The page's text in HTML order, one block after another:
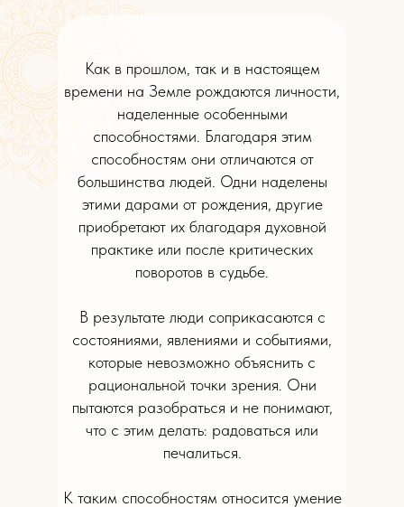
Как в прошлом, так и в настоящем
времени на Земле рождаются личности,
наделенные особенными
способностями. Благодаря этим
способностям они отличаются от
большинства людей. Одни наделены
этими дарами от рождения, другие
приобретают их благодаря духовной
практике или после критических
поворотов в судьбе.
В результате люди соприкасаются с
состояниями, явлениями и событиями,
которые невозможно объяснить с
рациональной точки зрения. Они
пытаются разобраться и не понимают,
что с этим делать: радоваться или
печалиться.
К таким способностям относится умение